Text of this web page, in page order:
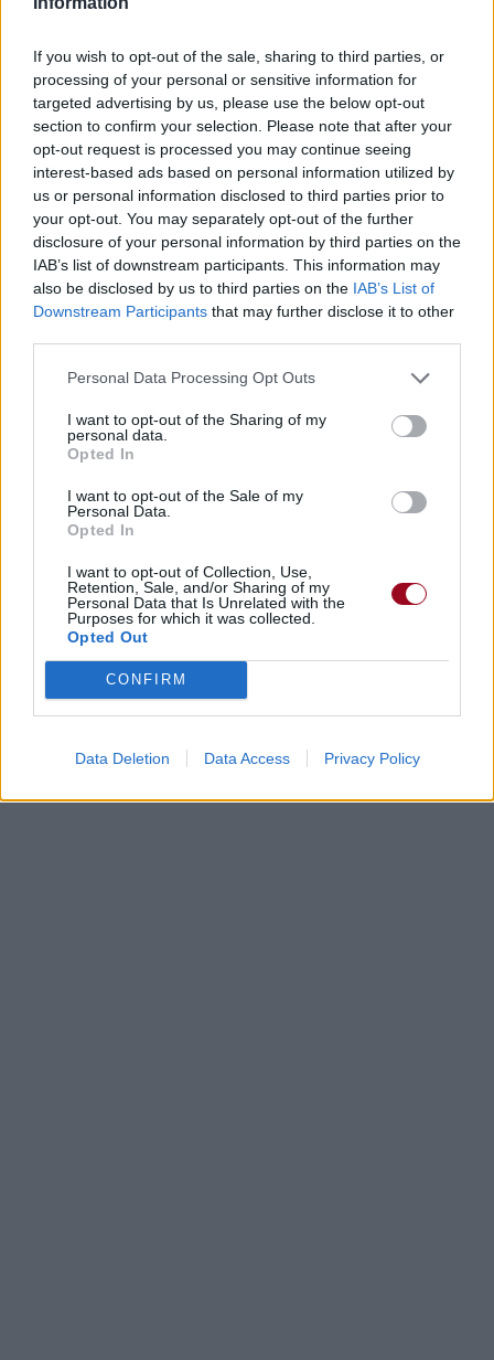
If you wish to opt-out of the sale, sharing to third parties, or
processing of your personal or sensitive information for
targeted advertising by us, please use the below opt-out
section to confirm your selection. Please note that after your
opt-out request is processed you may continue seeing
interest-based ads based on personal information utilized by
us or personal information disclosed to third parties prior to
your opt-out. You may separately opt-out of the further
disclosure of your personal information by third parties on the
IAB’s list of downstream participants. This information may
also be disclosed by us to third parties on the IAB’s List of
Downstream Participants that may further disclose it to other
Personal Data Processing Opt Outs
I want to opt-out of the Sharing of my
personal data.
Opted In
I want to opt-out of the Sale of my
Personal Data.
Opted In
I want to opt-out of Collection, Use,
Retention, Sale, and/or Sharing of my
Personal Data that Is Unrelated with the
Purposes for which it was collected.
Opted Out
CONFIRM
Data Deletion Data Access Privacy Policy
Commentaires
Dire «merci» pour cette traduction Corriger une erreur